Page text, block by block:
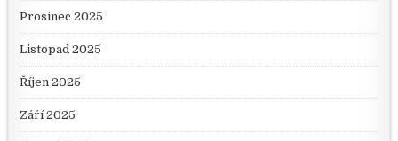
Prosinec 2025
Listopad 2025
Říjen 2025
Září 2025